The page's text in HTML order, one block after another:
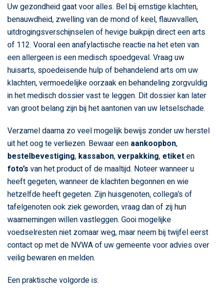
Uw gezondheid gaat voor alles. Bel bij ernstige klachten,
benauwdheid, zwelling van de mond of keel, flauwvallen,
uitdrogingsverschijnselen of hevige buikpijn direct een arts
of 112. Vooral een anafylactische reactie na het eten van
een allergeen is een medisch spoedgeval. Vraag uw
huisarts, spoedeisende hulp of behandelend arts om uw
klachten, vermoedelijke oorzaak en behandeling zorgvuldig
in het medisch dossier vast te leggen. Dit dossier kan later
van groot belang zijn bij het aantonen van uw letselschade.
Verzamel daarna zo veel mogelijk bewijs zonder uw herstel
uit het oog te verliezen. Bewaar een aankoopbon,
bestelbevestiging, kassabon,verpakking, etiketen
foto’s van het product of de maaltijd. Noteer wanneer u
heeft gegeten, wanneer de klachten begonnen en wie
hetzelfde heeft gegeten. Zijn huisgenoten, collega’s of
tafelgenoten ook ziek geworden, vraag dan of zij hun
waarnemingen willen vastleggen. Gooi mogelijke
voedselresten niet zomaar weg, maar neem bij twijfel eerst
contact op met de NVWA of uw gemeente voor advies over
veilig bewaren en melden.
Een praktische volgorde is: